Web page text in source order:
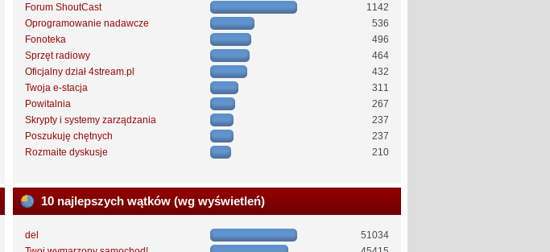
Forum ShoutCast
1142
Oprogramowanie nadawcze
536
Fonoteka
496
Sprzęt radiowy
464
Oficjalny dział 4stream.pl
432
Twoja e-stacja
311
Powitalnia
267
Skrypty i systemy zarządzania
237
Poszukuję chętnych
237
Rozmaite dyskusje
210
10 najlepszych wątków (wg wyświetleń)
del
51034